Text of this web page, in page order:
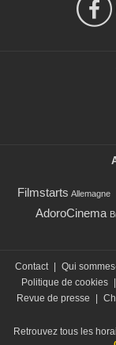
Filmstarts Allemagne
AdoroCinema
Contact Qui
Politique de cookies
Revue de presse
Retrouvez tous les